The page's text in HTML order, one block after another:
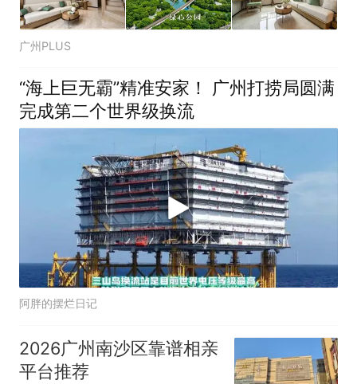
广州PLUS
“海上巨无霸”精准安家！ 广州打捞局圆满
完成第二个世界级换流
阿胖的摆烂日记
2026广州南沙区靠谱相亲
平台推荐